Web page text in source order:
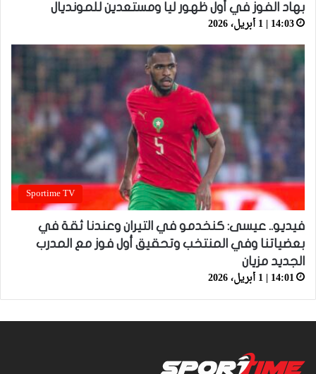
بهاد الفوز في أول ظهور ليا ومستعدين للمونديال
14:03 | 1 أبريل، 2026
Sportime TV
فيديو.. عيسى: كنخدمو في التيران وعندنا ثقة في
بعضياتنا وفي المنتخب وتحقيق أول فوز مع المدرب
الجديد مزيان
14:01 | 1 أبريل، 2026